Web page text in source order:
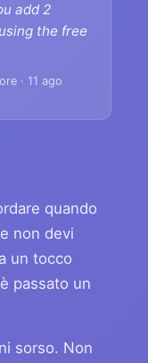
add 2
the free
· 11 ago
quando
non devi
un tocco
passato un
sorso. Non